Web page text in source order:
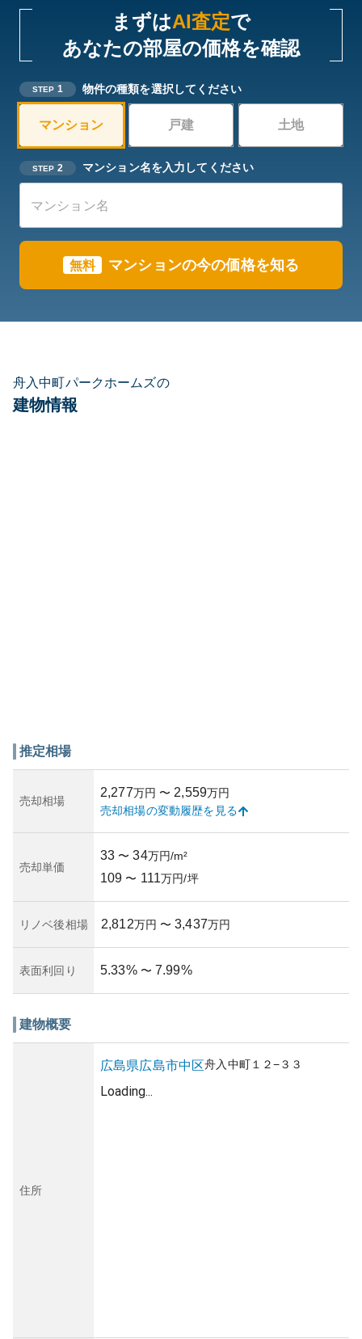
まずはAI査定で
あなたの部屋の価格を確認
STEP 1 物件の種類を選択してください
マンション 戸建 土地
STEP 2 マンション名を入力してください
無料 マンションの今の価格を知る
舟入中町パークホームズの
建物情報
推定相場
売却相場
2,277万円 〜 2,559万円
売却相場の変動履歴を見る
売却単価
33 〜 34万円/m²
109 〜 111万円/坪
リノベ後相場 2,812万円 〜 3,437万円
表面利回り 5.33% 〜 7.99%
建物概要
住所
広島県広島市中区舟入中町１２−３３
Loading...